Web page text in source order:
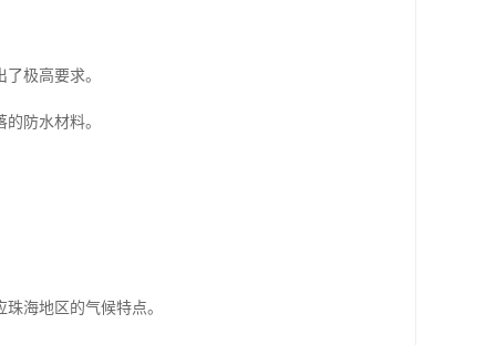
极高要求。
防水材料。
海地区的气候特点。